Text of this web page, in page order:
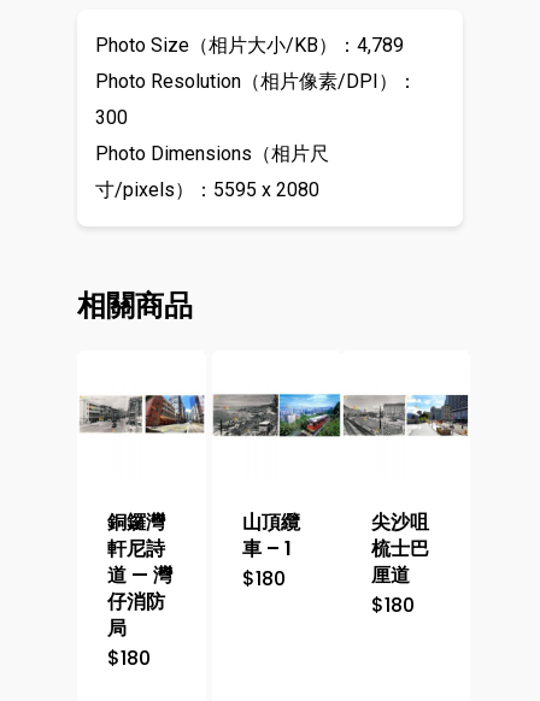
Photo Size（相片大小/KB）：4,789
Photo Resolution（相片像素/DPI）：
300
Photo Dimensions（相片尺
寸/pixels）：5595 x 2080
相關商品
銅鑼灣
軒尼詩
道 — 灣
仔消防
局
$180
山頂纜
車 – 1
$180
尖沙咀
梳士巴
厘道
$180